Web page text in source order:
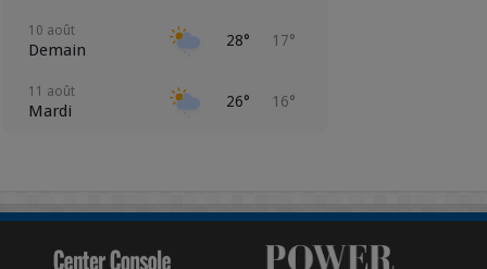
10 août
Demain 28° 17°
11 août
Mardi 26° 16°
13 août
17° 15°